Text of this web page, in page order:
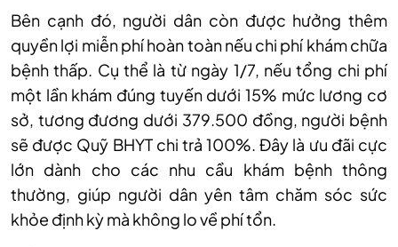
Bên cạnh đó, người dân còn được hưởng thêm
quyền lợi miễn phí hoàn toàn nếu chi phí khám chữa
bệnh thấp. Cụ thể là từ ngày 1/7, nếu tổng chi phí
một lần khám đúng tuyến dưới 15% mức lương cơ
sở, tương đương dưới 379.500 đồng, người bệnh
sẽ được Quỹ BHYT chi trả 100%. Đây là ưu đãi cực
lớn dành cho các nhu cầu khám bệnh thông
thường, giúp người dân yên tâm chăm sóc sức
khỏe định kỳ mà không lo về phí tổn.